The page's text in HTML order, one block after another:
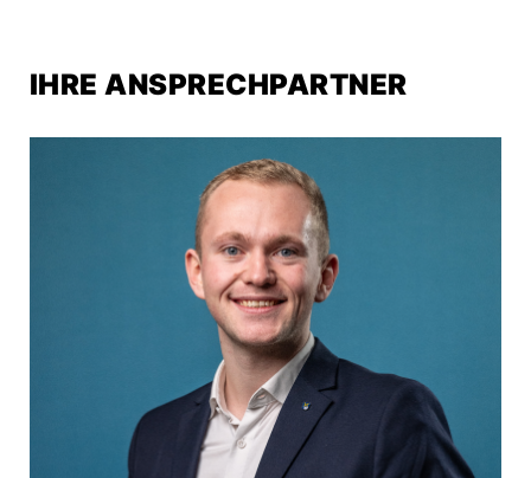
IHRE ANSPRECHPARTNER